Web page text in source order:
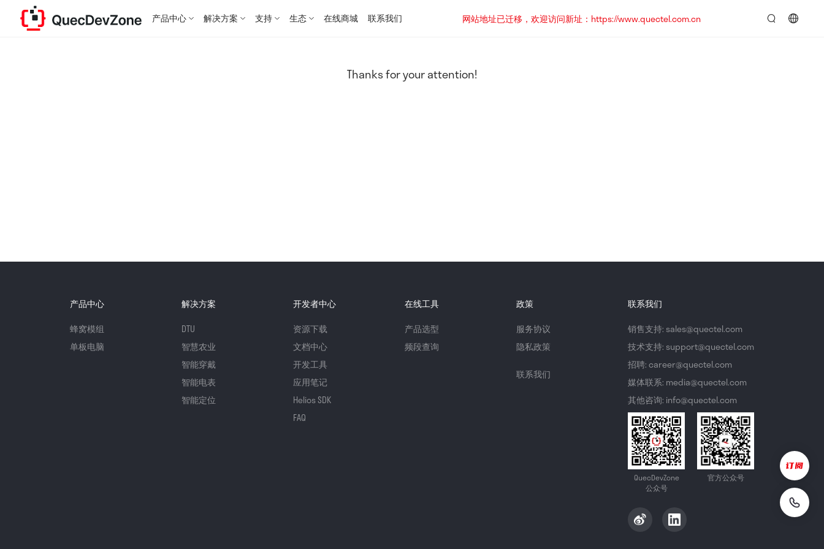
产品中心 解决方案 支持 生态 在线商城 联系我们
网站地址已迁移，欢迎访问新址：https://www.quectel.com.cn
Thanks for your attention!
产品中心
蜂窝模组
单板电脑
解决方案
DTU
智慧农业
智能穿戴
智能电表
智能定位
开发者中心
资源下载
文档中心
开发工具
应用笔记
Helios SDK
FAQ
在线工具
产品选型
频段查询
政策
服务协议
隐私政策
联系我们
联系我们
销售支持: sales@quectel.com
技术支持: support@quectel.com
招聘: career@quectel.com
媒体联系: media@quectel.com
其他咨询: info@quectel.com
QuecDevZone
公众号
官方公众号